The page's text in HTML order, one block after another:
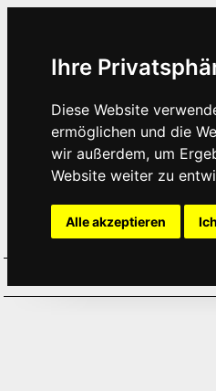
Ihre
Diese Website
ermöglichen und die
wir außerdem, um
Website weiter zu
Alle akzeptieren